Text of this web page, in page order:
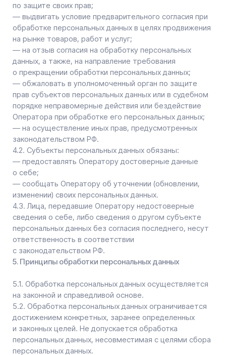
необходимые меры и/или обеспечивает их принятие
по удалению или уточнению неполных или неточных
данных.
5.7. Хранение персональных данных осуществляется
в форме, позволяющей определить субъекта
персональных данных, не дольше, чем этого требуют
цели обработки персональных данных, если срок
хранения персональных данных не установлен
федеральным законом, договором, стороной
которого, выгодоприобретателем или поручителем
по которому является субъект персональных данных.
Обрабатываемые персональные данные
уничтожаются либо обезличиваются по достижении
целей обработки или в случае утраты необходимости
в достижении этих целей, если иное не предусмотрено
федеральным законом.
6. Цели обработки персональных данных
Цель обработки
Информирование Пользователя посредством
отправки электронных писем
Персональные данные
Фамилия, имя, отчество
Электронный адрес
Правовые основания
Уставные (учредительные) документы Оператора
Виды обработки персональных данных
Сбор, запись, систематизация, накопление,
Отправка информационных писем на адрес
электронной почты
7. Условия обработки персональных данных
7.1. Обработка персональных данных осуществляется
с согласия субъекта персональных данных
на обработку его персональных данных.
7.2. Обработка персональных данных необходима для